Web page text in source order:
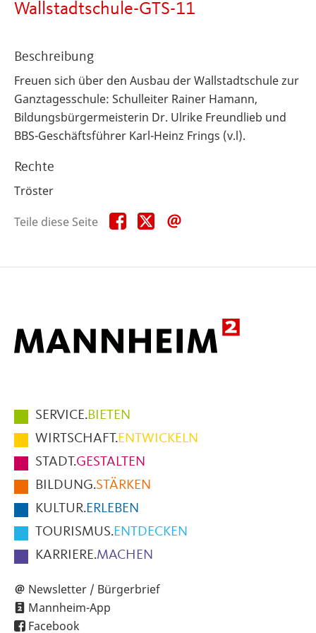
Wallstadtschule-GTS-11
Beschreibung
Freuen sich über den Ausbau der Wallstadtschule zur
Ganztagesschule: Schulleiter Rainer Hamann,
Bildungsbürgermeisterin Dr. Ulrike Freundlieb und
BBS-Geschäftsführer Karl-Heinz Frings (v.l).
Rechte
Tröster
Teile diese Seite
Teile
diese
Teile
diese
Hauptmenüpunkte
im
Fußbereich
der
Seite
SERVICE.BIETEN
WIRTSCHAFT.ENTWICKELN
STADT.GESTALTEN
BILDUNG.STÄRKEN
KULTUR.ERLEBEN
TOURISMUS.ENTDECKEN
KARRIERE.MACHEN
Newsletter / Bürgerbrief
Mannheim-App
Facebook